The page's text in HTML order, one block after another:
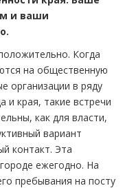
и ваши
Когда
на общественную
организации в ряду
и края, такие встречи
как для власти,
вариант
контакт. Эта
ежегодно. На
пребывания на посту